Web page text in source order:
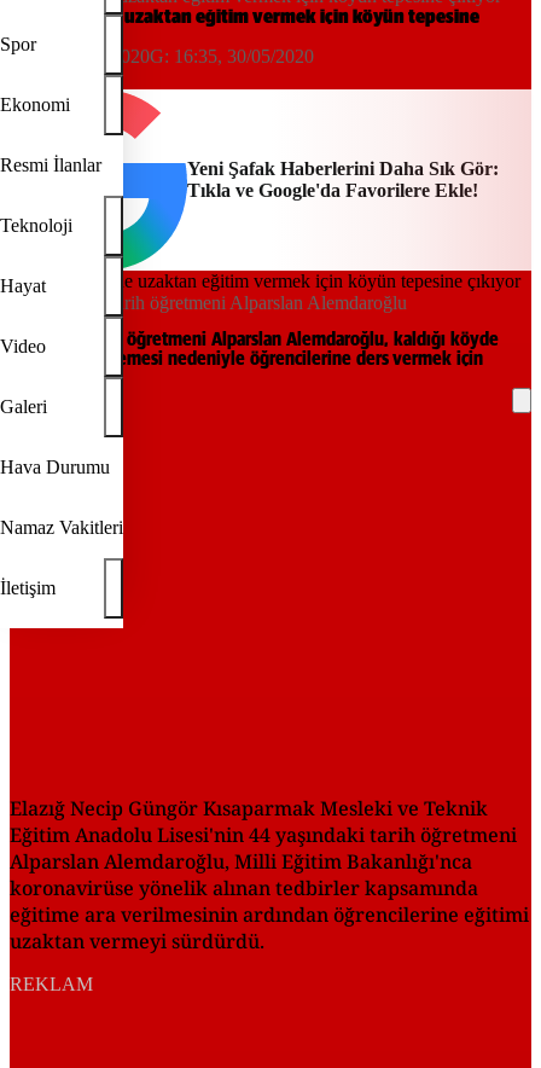
Spor
Ekonomi
Resmi İlanlar
Teknoloji
Hayat
Video
Galeri
Hava Durumu
Namaz Vakitleri
İletişim
Öğrencilerine uzaktan eğitim vermek için köyün tepesine
14:07, 30/05/2020G: 16:35, 30/05/2020
Yeni Şafak Haberlerini Daha Sık Gör:
Tıkla ve Google'da Favorilere Ekle!
44 yaşındaki tarih öğretmeni Alparslan Alemdaroğlu
Elazığ'da, tarih öğretmeni Alparslan Alemdaroğlu, kaldığı köyde
internet çekmemesi nedeniyle öğrencilerine ders vermek için
tepeye çıkıyor.
Elazığ Necip Güngör Kısaparmak Mesleki ve Teknik
Eğitim Anadolu Lisesi'nin 44 yaşındaki tarih öğretmeni
Alparslan Alemdaroğlu, Milli Eğitim Bakanlığı'nca
koronavirüse yönelik alınan tedbirler kapsamında
eğitime ara verilmesinin ardından öğrencilerine eğitimi
uzaktan vermeyi sürdürdü.
REKLAM